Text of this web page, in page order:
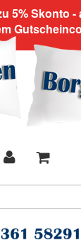
5% Skonto -